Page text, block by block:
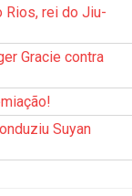
Rios, rei do Jiu-
Gracie contra
Suyan